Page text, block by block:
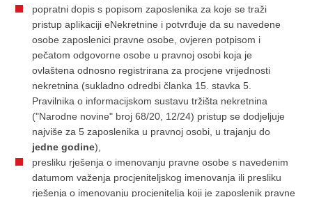
popratni dopis s popisom zaposlenika za koje se traži
pristup aplikaciji eNekretnine i potvrđuje da su navedene
osobe zaposlenici pravne osobe, ovjeren potpisom i
pečatom odgovorne osobe u pravnoj osobi koja je
ovlaštena odnosno registrirana za procjene vrijednosti
nekretnina (sukladno odredbi članka 15. stavka 5.
Pravilnika o informacijskom sustavu tržišta nekretnina
("Narodne novine" broj 68/20, 12/24) pristup se dodjeljuje
najviše za 5 zaposlenika u pravnoj osobi, u trajanju do
jedne godine),
presliku rješenja o imenovanju pravne osobe s navedenim
datumom važenja procjeniteljskog imenovanja ili presliku
rješenja o imenovanju procjenitelja koji je zaposlenik pravne